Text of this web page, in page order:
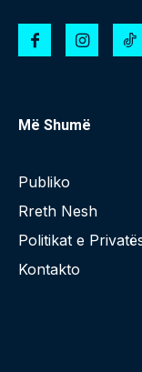
Më Shumë
Publiko
Rreth Nesh
Politikat e
Kontakto